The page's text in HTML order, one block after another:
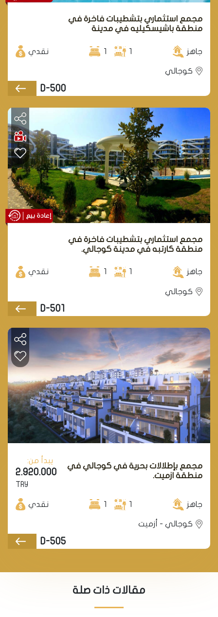
مجمع استثماري بتشطيبات فاخرة في
منطقة باشيسكيليه في مدينة
جاهز 1
1 نقدي
كوجالي
D-500
مجمع استثماري بتشطيبات فاخرة في
منطقة كارتبه في مدينة كوجالي.
جاهز 1
1 نقدي
كوجالي
D-501
مجمع بإطلالات بحرية في كوجالي في
منطقة ازميت.
يبدأ من:
2.920.000
TRY
جاهز 1
1 نقدي
كوجالي - أزميت
D-505
مقالات ذات صلة